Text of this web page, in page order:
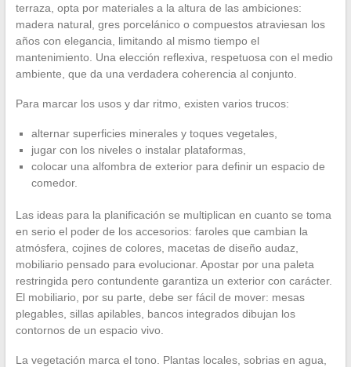
terraza, opta por materiales a la altura de las ambiciones:
madera natural, gres porcelánico o compuestos atraviesan los
años con elegancia, limitando al mismo tiempo el
mantenimiento. Una elección reflexiva, respetuosa con el medio
ambiente, que da una verdadera coherencia al conjunto.
Para marcar los usos y dar ritmo, existen varios trucos:
alternar superficies minerales y toques vegetales,
jugar con los niveles o instalar plataformas,
colocar una alfombra de exterior para definir un espacio de
comedor.
Las ideas para la planificación se multiplican en cuanto se toma
en serio el poder de los accesorios: faroles que cambian la
atmósfera, cojines de colores, macetas de diseño audaz,
mobiliario pensado para evolucionar. Apostar por una paleta
restringida pero contundente garantiza un exterior con carácter.
El mobiliario, por su parte, debe ser fácil de mover: mesas
plegables, sillas apilables, bancos integrados dibujan los
contornos de un espacio vivo.
La vegetación marca el tono. Plantas locales, sobrias en agua,